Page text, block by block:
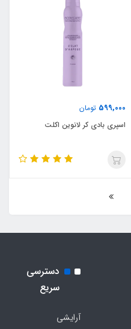
599,000 تومان
اسپری بادی کر لانوین اکلت
دسترسی
سریع
آرایشی